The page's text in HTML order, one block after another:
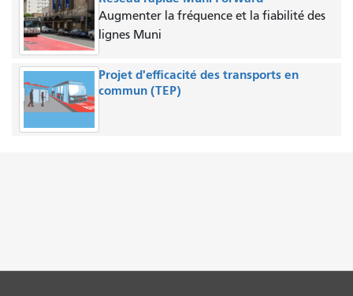
Augmenter la fréquence et la fiabilité des
lignes Muni
Projet d'efficacité des transports en
commun (TEP)